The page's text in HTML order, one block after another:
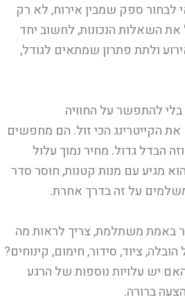
לבחור ספק שמבין אירוח, לא רק
השאלות הנכונות, לחשוב יחד
ולתת פתרון שמתאים לגודל,
להתפשר על החוויה
הקייטרינג הכי זול. הם מחפשים
הבדל גדול. מחיר נמוך עלול
מגיע עם מנות קטנות, חוסר סדר
על זה בדרך אחרת.
באמת משתלמת, צריך לראות מה
ציוד, סידור, חימום, קינוחים?
יש עלויות נוספות של הרגע
ברורה.